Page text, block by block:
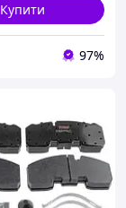
Купити
97%